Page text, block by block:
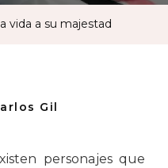
vida a su majestad
Gil
personajes que